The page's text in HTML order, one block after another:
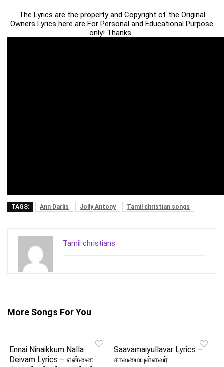
The Lyrics are the property and Copyright of the Original
Owners Lyrics here are For Personal and Educational Purpose
only! Thanks .
TAGS: Ann Darlis Jolly Antony Tamil christian songs
Tamil christians
More Songs For You
Ennai Ninaikkum Nalla
Deivam Lyrics – என்னை
Saavamaiyullavar Lyrics –
சாவமையுள்ளவர்